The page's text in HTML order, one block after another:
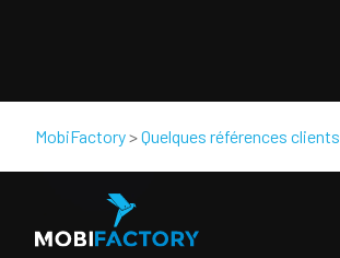
MobiFactory>Quelques références clients